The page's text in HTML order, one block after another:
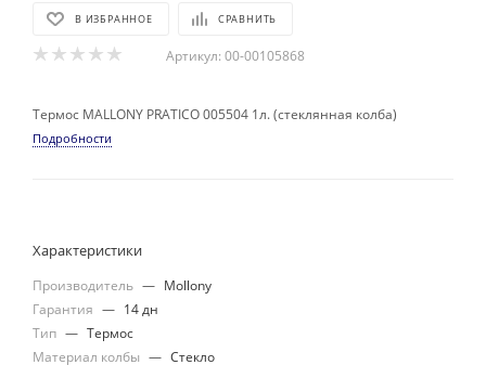
В ИЗБРАННОЕ СРАВНИТЬ
Артикул: 00-00105868
Термос MALLONY PRATICO 005504 1л. (стеклянная колба)
Подробности
Характеристики
Производитель — Mollony
Гарантия — 14 дн
Тип — Термос
Материал колбы — Стекло